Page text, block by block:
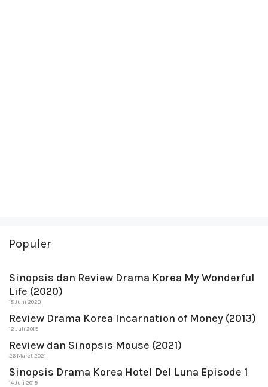
Populer
Sinopsis dan Review Drama Korea My Wonderful
Life (2020)
18 Juni 2020
Review Drama Korea Incarnation of Money (2013)
12 Juli 2019
Review dan Sinopsis Mouse (2021)
26 Maret 2021
Sinopsis Drama Korea Hotel Del Luna Episode 1
14 Juli 2019